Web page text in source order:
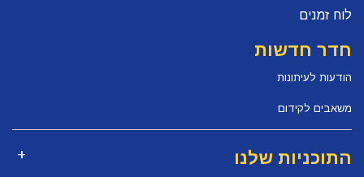
לוח זמנים
חדר חדשות
הודעות לעיתונות
משאבים לקידום
התוכניות שלנו